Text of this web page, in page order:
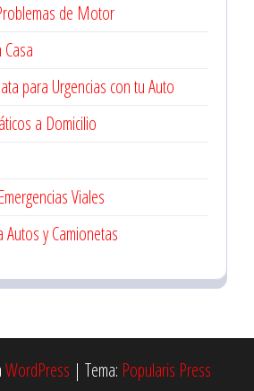
de Motor
para Urgencias con tu Auto
a Domicilio
Viales
Autos y Camionetas
WordPress | Tema: Popularis Press